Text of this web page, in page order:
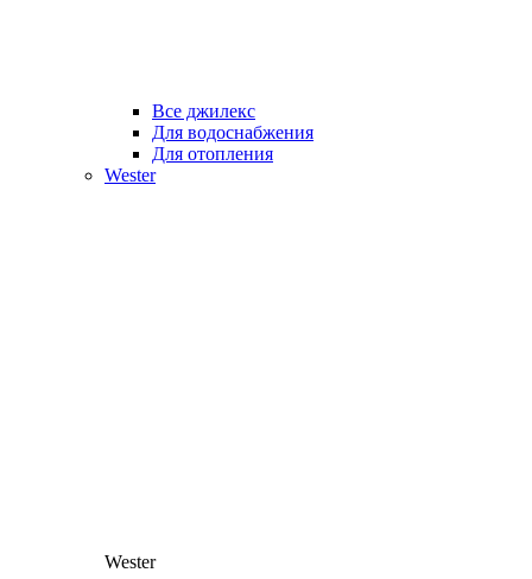
Все джилекс
Для водоснабжения
Для отопления
Wester
Wester